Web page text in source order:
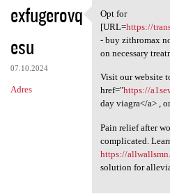
exfugerovq
esu
07.10.2024
Adres
Opt for
Opt for
[URL=https://
- buy zithromax
on necessary
Visit our website
href="https://
day viagra</a> ,
Pain relief after
complicated.
https://
solution for